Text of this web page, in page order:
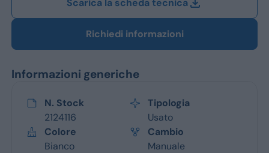
Scarica la scheda tecnica
Richiedi informazioni
Informazioni generiche
N. Stock
2124116
Tipologia
Usato
Colore
Bianco
Cambio
Manuale